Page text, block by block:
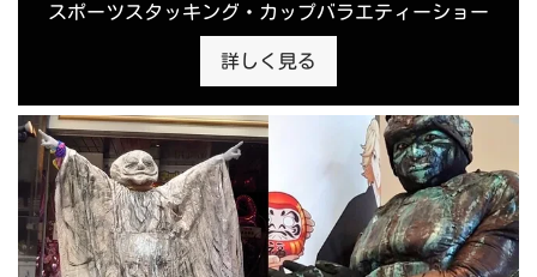
スポーツスタッキング・カップバラエティーショー
詳しく見る